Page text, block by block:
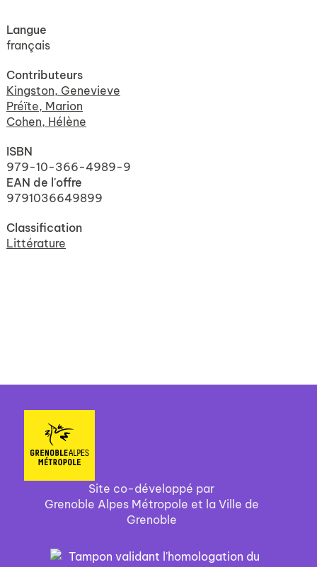
Langue
français
Contributeurs
Kingston, Genevieve
Préïte, Marion
Cohen, Hélène
ISBN
979-10-366-4989-9
EAN de l'offre
9791036649899
Classification
Littérature
Site co-développé par
Grenoble Alpes Métropole et la Ville de
Grenoble